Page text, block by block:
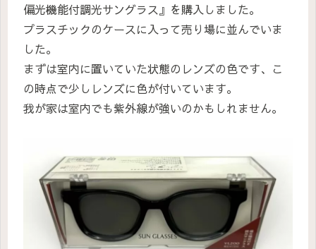
偏光機能付調光サングラス』を購入しました。
プラスチックのケースに入って売り場に並んでいま
した。
まずは室内に置いていた状態のレンズの色です、こ
の時点で少しレンズに色が付いています。
我が家は室内でも紫外線が強いのかもしれません。